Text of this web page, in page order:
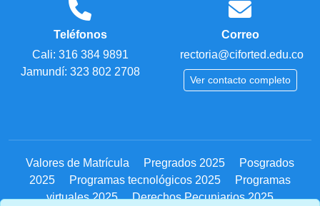
Teléfonos
Cali: 316 384 9891
Jamundí: 323 802 2708
Correo
rectoria@ciforted.edu.co
Ver contacto completo
Valores de Matrícula Pregrados 2025
Posgrados
2025
Programas tecnológicos 2025
Programas
virtuales 2025
Derechos Pecuniarios 2025